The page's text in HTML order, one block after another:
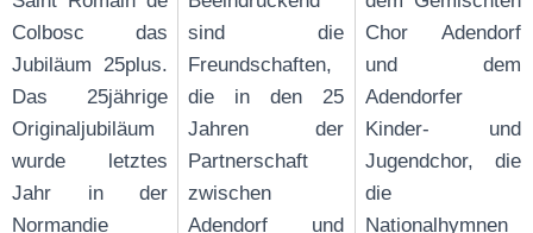
Colbosc das
Jubiläum 25plus.
Das 25jährige
Originaljubiläum
wurde letztes
Jahr in der
Normandie
sind die
Freundschaften,
die in den 25
Jahren der
Partnerschaft
zwischen
Adendorf und
Chor Adendorf
und dem
Adendorfer
Kinder- und
Jugendchor, die
die
Nationalhymnen